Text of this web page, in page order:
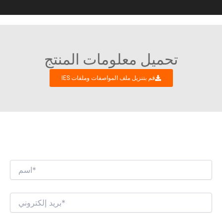
تحميل معلومات المنتج
قم بتنزيل ملف المواصفات وملفات IES